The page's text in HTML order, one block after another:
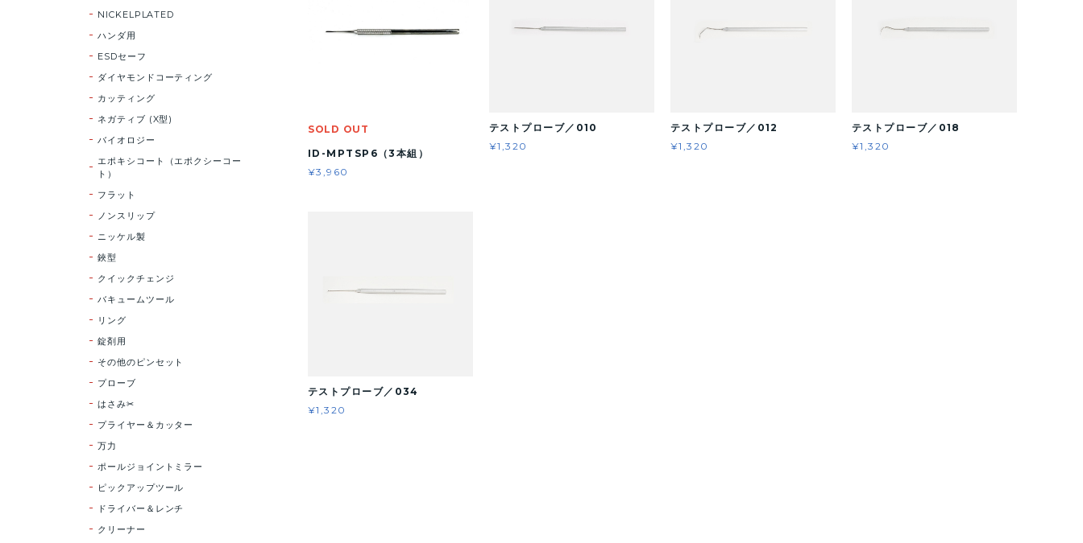
SOLD OUT
ID-MPTSP6（3本組）
¥3,960
テストプローブ／010
¥1,320
テストプローブ／012
¥1,320
テストプローブ／018
¥1,320
テストプローブ／034
¥1,320
NICKELPLATED
ハンダ用
ESDセーフ
ダイヤモンドコーティング
カッティング
ネガティブ (X型)
バイオロジー
エポキシコート（エポクシーコー
ト）
フラット
ノンスリップ
ニッケル製
鋏型
クイックチェンジ
バキュームツール
リング
錠剤用
その他のピンセット
プローブ
はさみ✂
プライヤー＆カッター
万力
ポールジョイントミラー
ピックアップツール
ドライバー＆レンチ
クリーナー